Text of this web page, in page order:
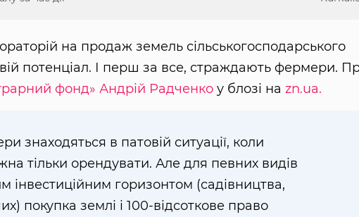
на продаж земель сільськогосподарського
потенціал. І перш за все, страждають фермери.
фонд» Андрій Радченкоу блозі на zn.ua.
знаходяться в патовій ситуації, коли
тільки орендувати. Але для певних видів
інвестиційним горизонтом (садівництва,
покупка землі і 100-відсоткове право